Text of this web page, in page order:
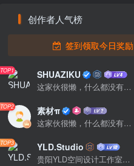
创作者人气榜
签到领取今日奖励
TOP1 SHUAZIKU
这家伙很懒，什么都没有写...
TOP2 素材π
这家伙很懒，什么都没有写...
TOP3 YLD.Studio
贵阳YLD空间设计工作室，高端设计图库 ADVANCED CAD TEMPLATE 系列作者。联系邮箱：yld.studio@foxmail.com